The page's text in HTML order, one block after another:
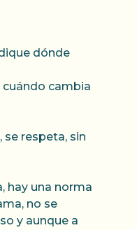
dónde
cuándo cambia
se respeta, sin
hay una norma
no se
y aunque a